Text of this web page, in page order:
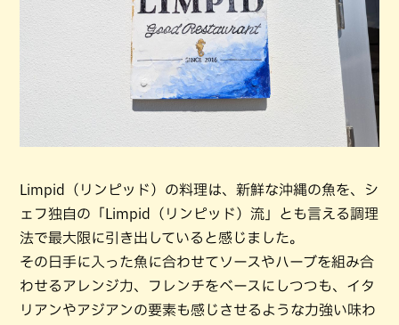
Limpid（リンピッド）の料理は、新鮮な沖縄の魚を、シ
ェフ独自の「Limpid（リンピッド）流」とも言える調理
法で最大限に引き出していると感じました。
その日手に入った魚に合わせてソースやハーブを組み合
わせるアレンジ力、フレンチをベースにしつつも、イタ
リアンやアジアンの要素も感じさせるような力強い味わ